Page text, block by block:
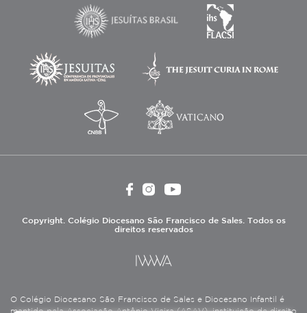
Copyright. Colégio Diocesano São Francisco de Sales. Todos os
direitos reservados
O Colégio Diocesano São Francisco de Sales e Diocesano Infantil é
mantido pela Associação Antônio Vieira (ASAV), instituição de direito